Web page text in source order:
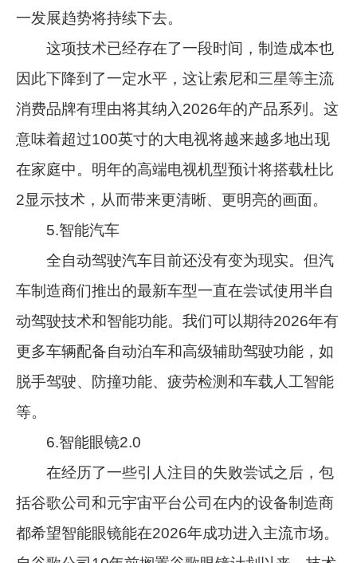
一发展趋势将持续下去。
这项技术已经存在了一段时间，制造成本也
因此下降到了一定水平，这让索尼和三星等主流
消费品牌有理由将其纳入2026年的产品系列。这
意味着超过100英寸的大电视将越来越多地出现
在家庭中。明年的高端电视机型预计将搭载杜比
2显示技术，从而带来更清晰、更明亮的画面。
5.智能汽车
全自动驾驶汽车目前还没有变为现实。但汽
车制造商们推出的最新车型一直在尝试使用半自
动驾驶技术和智能功能。我们可以期待2026年有
更多车辆配备自动泊车和高级辅助驾驶功能，如
脱手驾驶、防撞功能、疲劳检测和车载人工智能
等。
6.智能眼镜2.0
在经历了一些引人注目的失败尝试之后，包
括谷歌公司和元宇宙平台公司在内的设备制造商
都希望智能眼镜能在2026年成功进入主流市场。